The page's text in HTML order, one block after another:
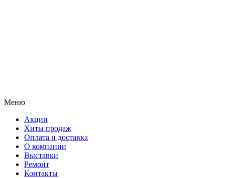
Меню
Акции
Хиты продаж
Оплата и доставка
О компании
Выставки
Ремонт
Контакты